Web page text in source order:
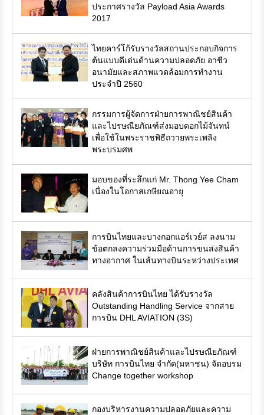
ประกาศรางวัล Payload Asia Awards
2017
ไทยคาร์โก้รับรางวัลสถานประกอบกิจการ
ต้นแบบดีเด่นด้านความปลอดภัย อาชีว
อนามัยและสภาพแวดล้อมการทำงาน
ประจำปี 2560
กรรมการผู้จัดการฝ่ายการพาณิชย์สินค้า
และไปรษณียภัณฑ์ส่งมอบดอกไม้จันทน์
เพื่อใช้ในพระราชพิธีถวายพระเพลิง
พระบรมศพ
มอบของที่ระลึกแก่ Mr. Thong Yee Cham
เนื่องในโอกาสเกษียณอายุ
การบินไทยและบางกอกแอร์เวย์ส ลงนาม
ข้อตกลงความร่วมมือด้านการขนส่งสินค้า
ทางอากาศ ในเส้นทางบินระหว่างประเทศ
คลังสินค้าการบินไทย ได้รับรางวัล
Outstanding Handling Service จากสาย
การบิน DHL AVIATION (3S)
ฝ่ายการพาณิชย์สินค้าและไปรษณียภัณฑ์
บริษัท การบินไทย จำกัด(มหาชน) จัดอบรม
Change together workshop
กองบริหารงานความปลอดภัยและความ